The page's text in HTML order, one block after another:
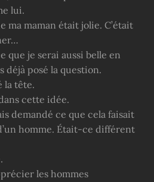
lui.
ma maman était jolie. C’était
que je serai aussi belle en
déjà posé la question.
la tête.
cette idée.
demandé ce que cela faisait
homme. Était-ce différent
les hommes